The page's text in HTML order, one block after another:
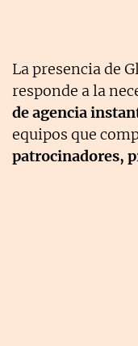
La presencia de
responde a la
de agencia
equipos que
patrocinadores,